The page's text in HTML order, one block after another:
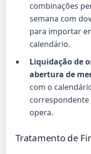
combinações
semana com
para importar
calendário.
Liquidação de
abertura de
com o
correspondente
opera.
Tratamento de